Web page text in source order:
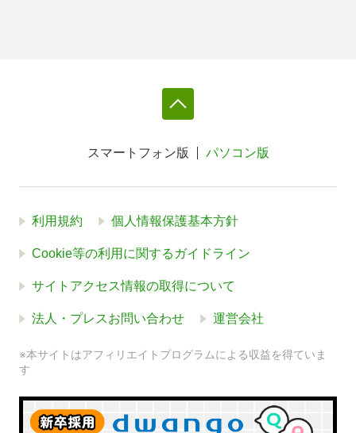
スマートフォン版 パソコン版
利用規約 個人情報保護基本方針
Cookie等の利用に関するガイドライン
サイトアクセス情報の取得について
法人・プレスお問い合わせ 運営会社
※本サイトはアフィリエイトプログラムによる収益を得ていま
す